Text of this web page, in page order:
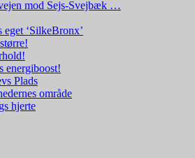
mod Sejs-Svejbæk …
‘SilkeBronx’
energiboost!
Plads
område
hjerte